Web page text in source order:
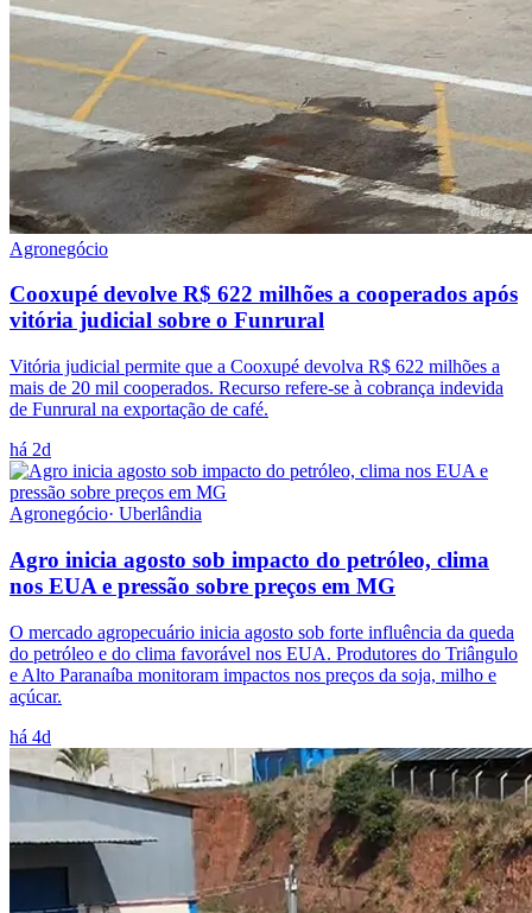
Agronegócio
Cooxupé devolve R$ 622 milhões a cooperados após
vitória judicial sobre o Funrural
Vitória judicial permite que a Cooxupé devolva R$ 622 milhões a
mais de 20 mil cooperados. Recurso refere-se à cobrança indevida
de Funrural na exportação de café.
há 2d
Agronegócio· Uberlândia
Agro inicia agosto sob impacto do petróleo, clima
nos EUA e pressão sobre preços em MG
O mercado agropecuário inicia agosto sob forte influência da queda
do petróleo e do clima favorável nos EUA. Produtores do Triângulo
e Alto Paranaíba monitoram impactos nos preços da soja, milho e
açúcar.
há 4d